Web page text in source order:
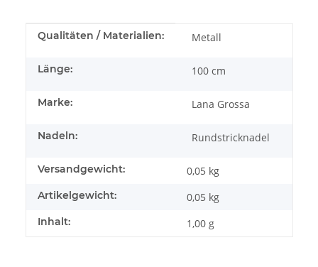
Produkteigenschaft
Wert
Qualitäten / Materialien: Metall
Länge: 100 cm
Marke: Lana Grossa
Nadeln: Rundstricknadel
Versandgewicht: 0,05 kg
Artikelgewicht: 0,05 kg
Inhalt: 1,00 g